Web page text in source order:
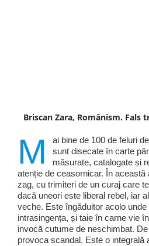
Briscan Zara, Românism.
M
ai bine de 100 de feluri
sunt disecate în carte
măsurate, catalogate și
atenție de ceasornicar. În
zag, cu trimiteri de un curaj care
dacă uneori este liberal rebel, iar
veche. Este îngăduitor acolo unde
intrasingența, și taie în carne vie
invocă cutume de neschimbat.
provoca scandal. Este o integrală